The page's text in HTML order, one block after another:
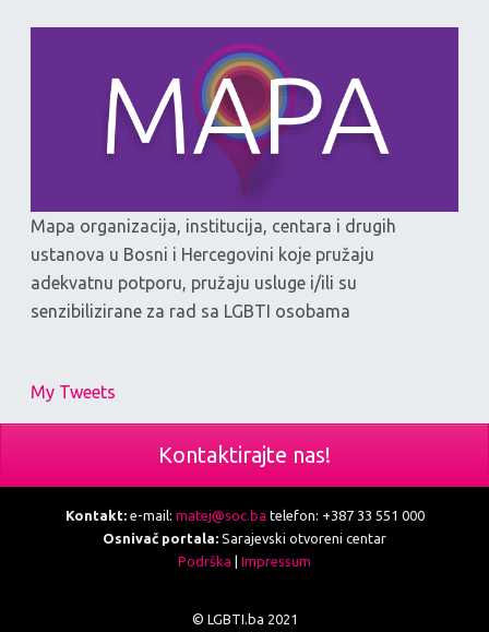
Mapa organizacija, institucija, centara i drugih
ustanova u Bosni i Hercegovini koje pružaju
adekvatnu potporu, pružaju usluge i/ili su
senzibilizirane za rad sa LGBTI osobama
My Tweets
Kontaktirajte nas!
Kontakt:e-mail: matej@soc.ba telefon: +387 33 551 000
Osnivač portala: Sarajevski otvoreni centar
Podrška | Impressum
© LGBTI.ba 2021